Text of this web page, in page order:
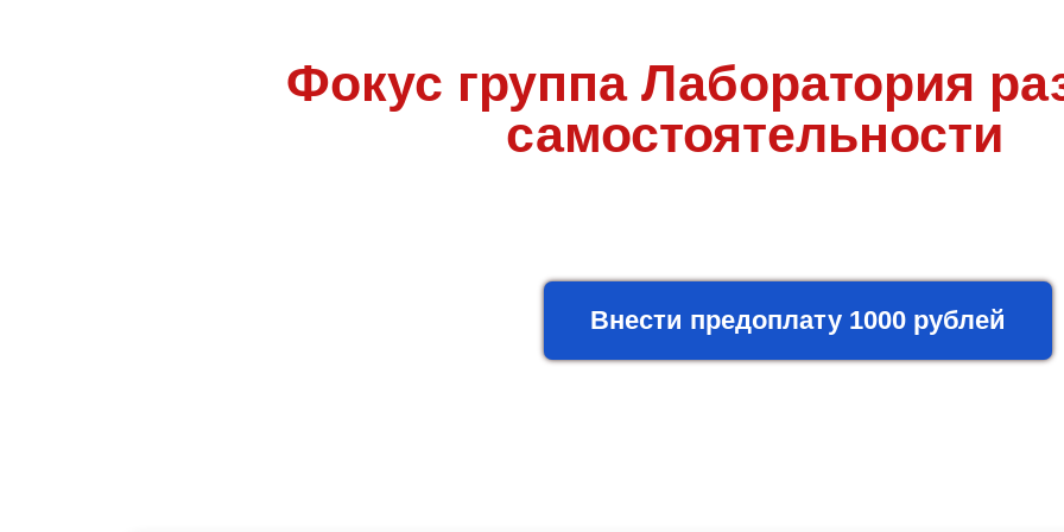
Фокус группа Лаборатория
самостоятельности
Внести предоплату 1000 рублей